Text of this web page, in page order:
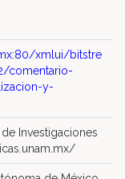
xmlui/bitstre
comentario-
y-
Investigaciones